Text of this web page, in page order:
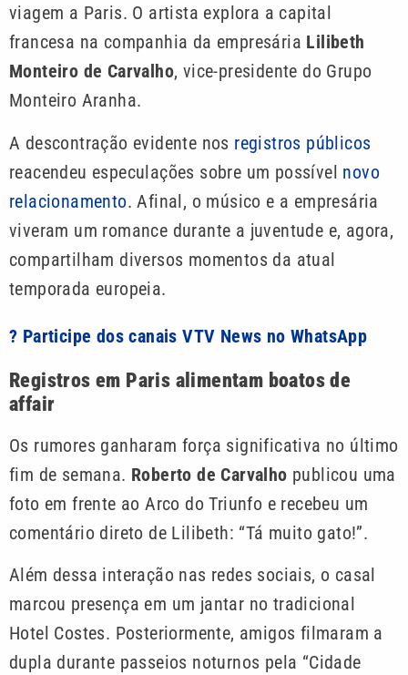
viagem a Paris. O artista explora a capital
francesa na companhia da empresária Lilibeth
Monteiro de Carvalho, vice-presidente do Grupo
Monteiro Aranha.
A descontração evidente nos registros públicos
reacendeu especulações sobre um possível novo
relacionamento. Afinal, o músico e a empresária
viveram um romance durante a juventude e, agora,
compartilham diversos momentos da atual
temporada europeia.
? Participe dos canais VTV News no WhatsApp
Registros em Paris alimentam boatos de
affair
Os rumores ganharam força significativa no último
fim de semana. Roberto de Carvalho publicou uma
foto em frente ao Arco do Triunfo e recebeu um
comentário direto de Lilibeth: “Tá muito gato!”.
Além dessa interação nas redes sociais, o casal
marcou presença em um jantar no tradicional
Hotel Costes. Posteriormente, amigos filmaram a
dupla durante passeios noturnos pela “Cidade